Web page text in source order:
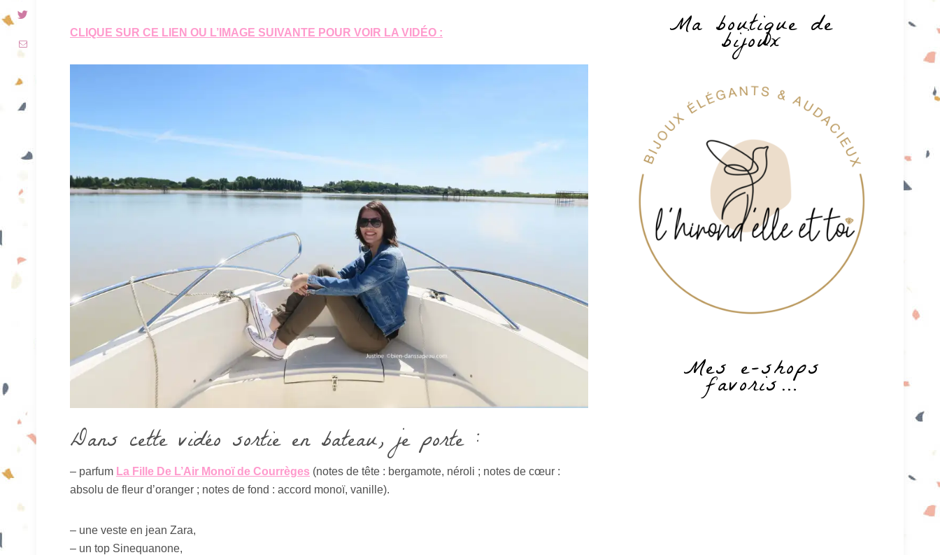
CLIQUE SUR CE LIEN OU L’IMAGE SUIVANTE POUR VOIR LA VIDÉO :
Dans cette vidéo sortie en bateau, je porte :
– parfum La Fille De L’Air Monoï de Courrèges (notes de tête : bergamote, néroli ; notes de cœur :
absolu de fleur d’oranger ; notes de fond : accord monoï, vanille).
– une veste en jean Zara,
– un top Sinequanone,
Ma boutique de
bijoux
Mes e-shops
favoris…